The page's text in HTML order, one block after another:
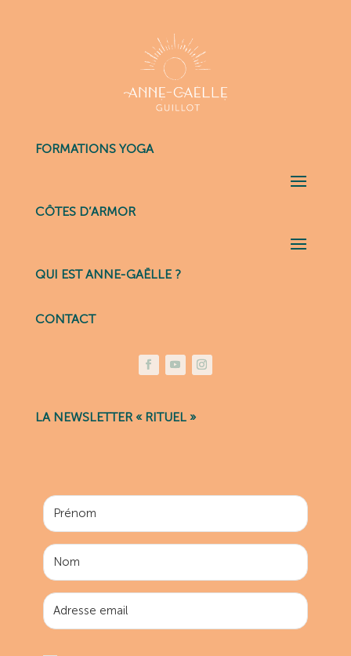
FORMATIONS YOGA
CÔTES D’ARMOR
QUI EST ANNE-GAËLLE ?
CONTACT
LA NEWSLETTER « RITUEL »